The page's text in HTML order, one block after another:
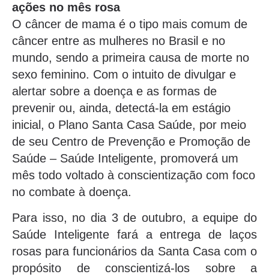
ações no mês rosa
O câncer de mama é o tipo mais comum de
câncer entre as mulheres no Brasil e no
mundo, sendo a primeira causa de morte no
sexo feminino. Com o intuito de divulgar e
alertar sobre a doença e as formas de
prevenir ou, ainda, detectá-la em estágio
inicial, o Plano Santa Casa Saúde, por meio
de seu Centro de Prevenção e Promoção de
Saúde – Saúde Inteligente, promoverá um
mês todo voltado à conscientização com foco
no combate à doença.
Para isso, no dia 3 de outubro, a equipe do
Saúde Inteligente fará a entrega de laços
rosas para funcionários da Santa Casa com o
propósito de conscientizá-los sobre a